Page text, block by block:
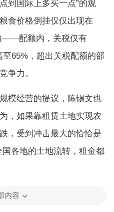
到国际上多买一点”的观
食价格倒挂仅仅出现在
——配额内，关税仅有
65%，超出关税配额的部
争力。
模经营的提议，陈锡文也
，如果靠租赁土地实现农
，受到冲击最大的恰恰是
各地的土地流转，租金都
地股份合作制，把土地托
内容